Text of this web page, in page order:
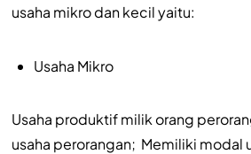
usaha mikro dan kecil yaitu:
Usaha Mikro
Usaha produktif milik orang
usaha perorangan; Memiliki modal